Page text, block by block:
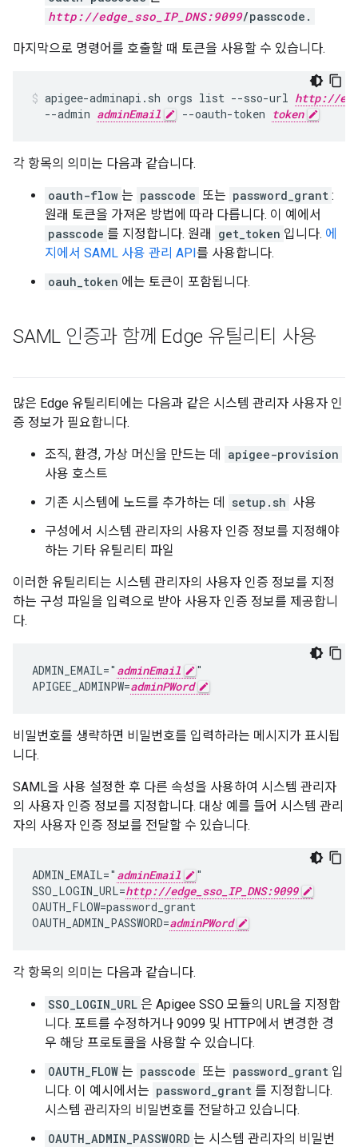
http://edge_sso_IP_DNS:9099/passcode.
마지막으로 명령어를 호출할 때 토큰을 사용할 수 있습니다.
apigee-adminapi.sh orgs list --sso-url http://
  --admin
adminEmail --oauth-token token
각 항목의 의미는 다음과 같습니다.
oauth-flow 는 passcode 또는 password_grant :
원래 토큰을 가져온 방법에 따라 다릅니다. 이 예에서
passcode 를 지정합니다. 원래 get_token 입니다. 에
지에서 SAML 사용 관리 API를 사용합니다.
oauh_token 에는 토큰이 포함됩니다.
SAML 인증과 함께 Edge 유틸리티 사용
많은 Edge 유틸리티에는 다음과 같은 시스템 관리자 사용자 인
증 정보가 필요합니다.
조직, 환경, 가상 머신을 만드는 데
apigee-provision
사용 호스트
기존 시스템에 노드를 추가하는 데
setup.sh 사용
구성에서 시스템 관리자의 사용자 인증 정보를 지정해야
하는 기타 유틸리티 파일
이러한 유틸리티는 시스템 관리자의 사용자 인증 정보를 지정
하는 구성 파일을 입력으로 받아 사용자 인증 정보를 제공합니
다.
ADMIN_EMAIL=" adminEmail
"
APIGEE_ADMINPW=adminPWord
비밀번호를 생략하면 비밀번호를 입력하라는 메시지가 표시됩
니다.
SAML을 사용 설정한 후 다른 속성을 사용하여 시스템 관리자
의 사용자 인증 정보를 지정합니다. 대상 예를 들어 시스템 관리
자의 사용자 인증 정보를 전달할 수 있습니다.
ADMIN_EMAIL=" adminEmail
"
SSO_LOGIN_URL=http://edge_sso_IP_DNS:9099
OAUTH_FLOW=password_grant
OAUTH_ADMIN_PASSWORD=adminPWord
각 항목의 의미는 다음과 같습니다.
SSO_LOGIN_URL 은 Apigee SSO 모듈의 URL을 지정합
니다. 포트를 수정하거나 9099 및 HTTP에서 변경한 경
우 해당 프로토콜을 사용할 수 있습니다.
OAUTH_FLOW 는 passcode 또는 password_grant 입
니다. 이 예시에서는 password_grant 를 지정합니다.
시스템 관리자의 비밀번호를 전달하고 있습니다.
OAUTH_ADMIN_PASSWORD 는 시스템 관리자의 비밀번